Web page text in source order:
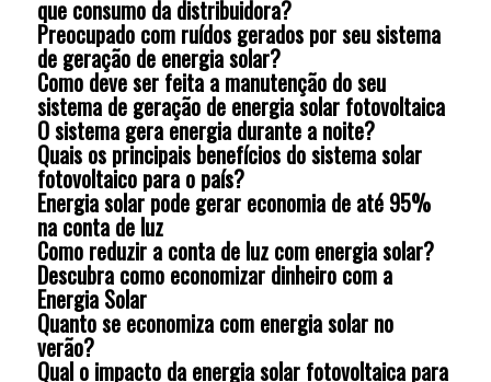
que consumo da distribuidora?
Preocupado com ruídos gerados por seu sistema
de geração de energia solar?
Como deve ser feita a manutenção do seu
sistema de geração de energia solar fotovoltaica
O sistema gera energia durante a noite?
Quais os principais benefícios do sistema solar
fotovoltaico para o país?
Energia solar pode gerar economia de até 95%
na conta de luz
Como reduzir a conta de luz com energia solar?
Descubra como economizar dinheiro com a
Energia Solar
Quanto se economiza com energia solar no
verão?
Qual o impacto da energia solar fotovoltaica para